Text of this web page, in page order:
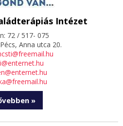
Intézet
72 / 517- 075
Anna utca 20.
»